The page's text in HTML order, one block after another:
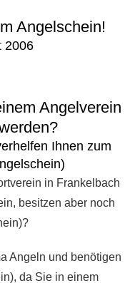
Angelschein!
2006
Angelverein
Ihnen zum
in Frankelbach
besitzen aber noch
Angeln und benötigen
da Sie in einem